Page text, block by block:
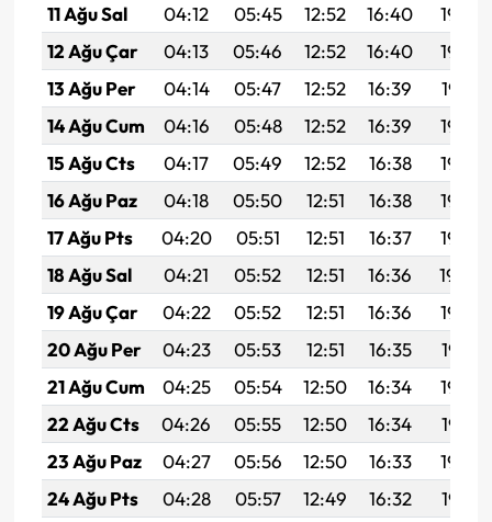
11 Ağu Sal 04:12 05:45 12:52 16:40
19:49
12 Ağu Çar
04:13 05:46 12:52 16:40
19:48
13 Ağu Per
04:14 05:47 12:52 16:39
19:47
14 Ağu Cum
04:16 05:48 12:52 16:39
19:46
15 Ağu Cts
04:17 05:49 12:52 16:38
19:44
16 Ağu Paz
04:18 05:50 12:51 16:38
19:43
17 Ağu Pts
04:20 05:51 12:51 16:37
19:42
18 Ağu Sal
04:21 05:52 12:51 16:36
19:40
19 Ağu Çar
04:22 05:52 12:51 16:36
19:39
20 Ağu Per
04:23 05:53 12:51 16:35
19:38
21 Ağu Cum
04:25 05:54 12:50 16:34
19:36
22 Ağu Cts
04:26 05:55 12:50 16:34
19:35
23 Ağu Paz
04:27 05:56 12:50 16:33
19:34
24 Ağu Pts
04:28 05:57 12:49 16:32
19:32